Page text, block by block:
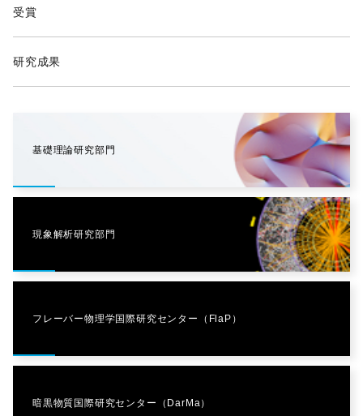
受賞
研究成果
基礎理論研究部門
現象解析研究部門
フレーバー物理学国際研究センター（FlaP）
暗黒物質国際研究センター（DarMa）